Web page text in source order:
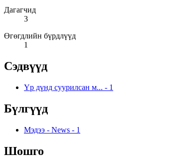
Дагагчид
3
Өгөгдлийн бүрдлүүд
1
Сэдвүүд
Үр дүнд суурилсан м... - 1
Бүлгүүд
Мэдээ - News - 1
Шошго